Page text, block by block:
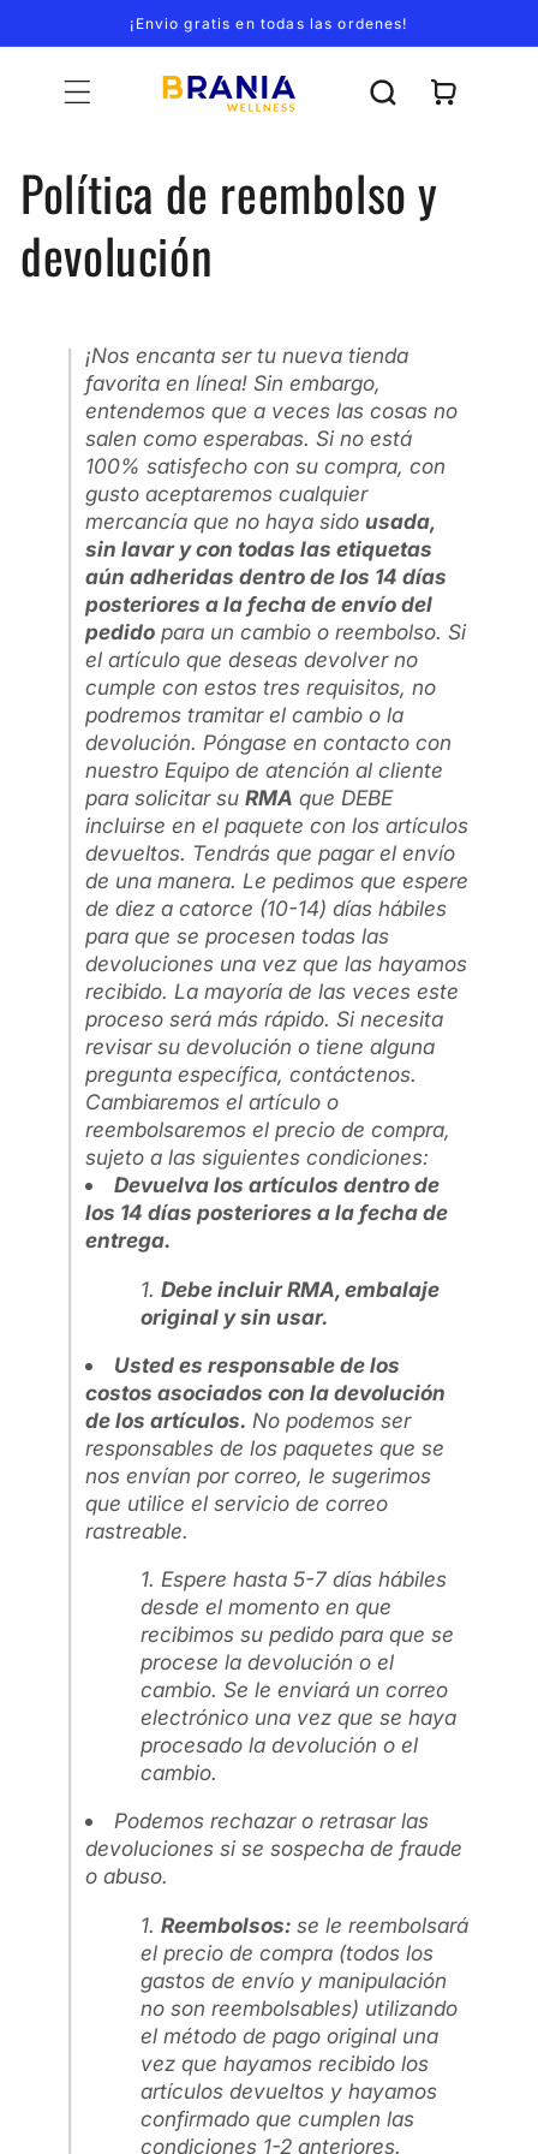
directamente
al contenido
¡Envio gratis en todas las ordenes!
Carrito
Política de reembolso y
devolución
¡Nos encanta ser tu nueva tienda
favorita en línea! Sin embargo,
entendemos que a veces las cosas no
salen como esperabas. Si no está
100% satisfecho con su compra, con
gusto aceptaremos cualquier
mercancía que no haya sido usada,
sin lavar y con todas las etiquetas
aún adheridas dentro de los 14 días
posteriores a la fecha de envío del
pedido para un cambio o reembolso. Si
el artículo que deseas devolver no
cumple con estos tres requisitos, no
podremos tramitar el cambio o la
devolución. Póngase en contacto con
nuestro Equipo de atención al cliente
para solicitar suRMA que DEBE
incluirse en el paquete con los artículos
devueltos. Tendrás que pagar el envío
de una manera. Le pedimos que espere
de diez a catorce (10-14) días hábiles
para que se procesen todas las
devoluciones una vez que las hayamos
recibido. La mayoría de las veces este
proceso será más rápido. Si necesita
revisar su devolución o tiene alguna
pregunta específica, contáctenos.
Cambiaremos el artículo o
reembolsaremos el precio de compra,
sujeto a las siguientes condiciones:
Devuelva los artículos dentro de
los 14 días posteriores a la fecha de
entrega.
Debe incluir RMA, embalaje
original y sin usar.
Usted es responsable de los
costos asociados con la devolución
de los artículos. No podemos ser
responsables de los paquetes que se
nos envían por correo, le sugerimos
que utilice el servicio de correo
rastreable.
Espere hasta 5-7 días hábiles
desde el momento en que
recibimos su pedido para que se
procese la devolución o el
cambio. Se le enviará un correo
electrónico una vez que se haya
procesado la devolución o el
cambio.
Podemos rechazar o retrasar las
devoluciones si se sospecha de fraude
o abuso.
Reembolsos: se le reembolsará
el precio de compra (todos los
gastos de envío y manipulación
no son reembolsables) utilizando
el método de pago original una
vez que hayamos recibido los
artículos devueltos y hayamos
confirmado que cumplen las
condiciones 1-2 anteriores.